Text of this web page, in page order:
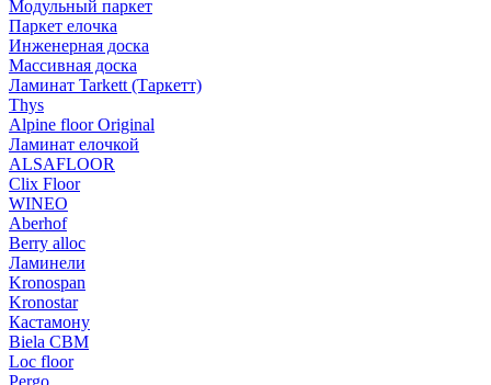
Модульный паркет
Паркет елочка
Инженерная доска
Массивная доска
Ламинат Tarkett (Таркетт)
Thys
Alpine floor Original
Ламинат елочкой
ALSAFLOOR
Clix Floor
WINEO
Aberhof
Berry alloc
Ламинели
Kronospan
Kronostar
Кастамону
Biela CBM
Loc floor
Pergo